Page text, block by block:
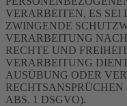
VERARBEITEN, ES SEI
ZWINGENDE
VERARBEITUNG
RECHTE UND
VERARBEITUNG
AUSÜBUNG ODER
ABS. 1 DSGVO).